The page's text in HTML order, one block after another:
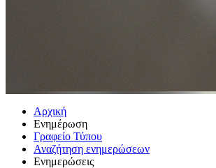
Αρχική
Ενημέρωση
Γραφείο Τύπου
Αναζήτηση ενημερώσεων
Ενημερώσεις